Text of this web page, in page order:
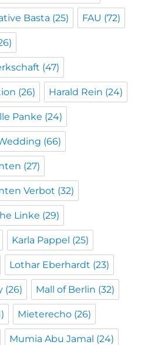
Basta (25) FAU (72)
(47)
(26) Harald Rein (24)
Panke (24)
(66)
(27)
Verbot (32)
Linke (29)
Karla Pappel (25)
Lothar Eberhardt (23)
(26) Mall of Berlin (32)
Mieterecho (26)
Mumia Abu Jamal (24)